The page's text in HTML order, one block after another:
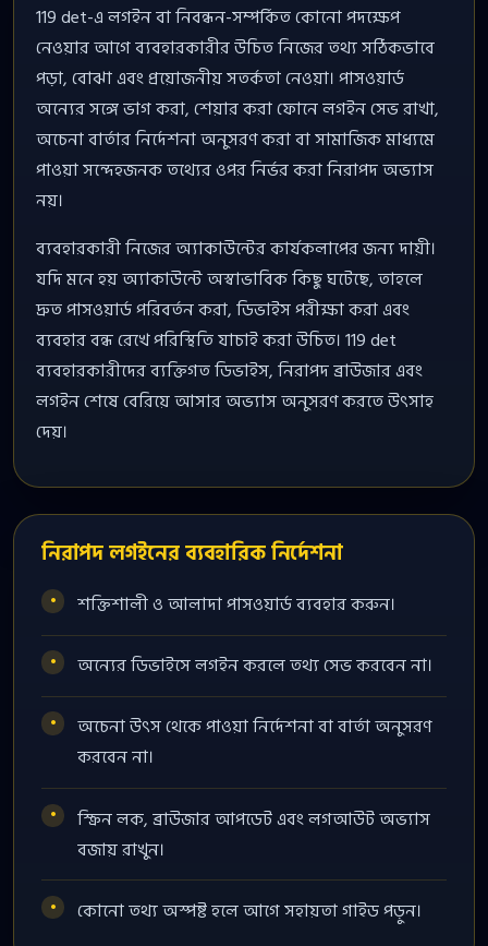
119 det-এ লগইন বা নিবন্ধন-সম্পর্কিত কোনো পদক্ষেপ
নেওয়ার আগে ব্যবহারকারীর উচিত নিজের তথ্য সঠিকভাবে
পড়া, বোঝা এবং প্রয়োজনীয় সতর্কতা নেওয়া। পাসওয়ার্ড
অন্যের সঙ্গে ভাগ করা, শেয়ার করা ফোনে লগইন সেভ রাখা,
অচেনা বার্তার নির্দেশনা অনুসরণ করা বা সামাজিক মাধ্যমে
পাওয়া সন্দেহজনক তথ্যের ওপর নির্ভর করা নিরাপদ অভ্যাস
নয়।
ব্যবহারকারী নিজের অ্যাকাউন্টের কার্যকলাপের জন্য দায়ী।
যদি মনে হয় অ্যাকাউন্টে অস্বাভাবিক কিছু ঘটেছে, তাহলে
দ্রুত পাসওয়ার্ড পরিবর্তন করা, ডিভাইস পরীক্ষা করা এবং
ব্যবহার বন্ধ রেখে পরিস্থিতি যাচাই করা উচিত। 119 det
ব্যবহারকারীদের ব্যক্তিগত ডিভাইস, নিরাপদ ব্রাউজার এবং
লগইন শেষে বেরিয়ে আসার অভ্যাস অনুসরণ করতে উৎসাহ
দেয়।
নিরাপদ লগইনের ব্যবহারিক নির্দেশনা
শক্তিশালী ও আলাদা পাসওয়ার্ড ব্যবহার করুন।
অন্যের ডিভাইসে লগইন করলে তথ্য সেভ করবেন না।
অচেনা উৎস থেকে পাওয়া নির্দেশনা বা বার্তা অনুসরণ
করবেন না।
স্ক্রিন লক, ব্রাউজার আপডেট এবং লগআউট অভ্যাস
বজায় রাখুন।
কোনো তথ্য অস্পষ্ট হলে আগে সহায়তা গাইড পড়ুন।